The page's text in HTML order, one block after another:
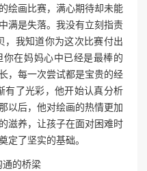
绘画比赛，满心期待却未能
满是失落。我没有立刻指责
，我知道你为这次比赛付出
在妈妈心中已经是最棒的
，每一次尝试都是宝贵的经
有了光彩，他开始认真分析
以后，他对绘画的热情更加
滋养，让孩子在面对困难时
定了坚实的基础。
通的桥梁